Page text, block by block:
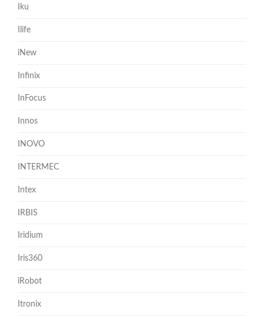
Iku
Ilife
iNew
Infinix
InFocus
Innos
INOVO
INTERMEC
Intex
IRBIS
Iridium
Iris360
iRobot
Itronix